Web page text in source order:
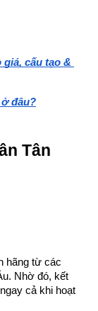
giá, cấu tạo &
ở đâu?
Tân
hãng từ các
Nhờ đó, kết
cả khi hoạt